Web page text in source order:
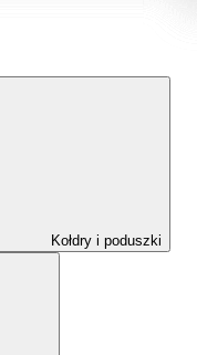
Kołdry i poduszki